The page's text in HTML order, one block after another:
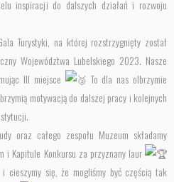
inspiracji do dalszych działań i rozwoju
Turystyki, na której rozstrzygnięty został
Województwa Lubelskiego 2023. Nasze
III miejsce
To dla nas olbrzymie
motywacją do dalszej pracy i kolejnych
oraz całego zespołu Muzeum składamy
i Kapitule Konkursu za przyznany laur
i cieszymy się, że mogliśmy być częścią tak